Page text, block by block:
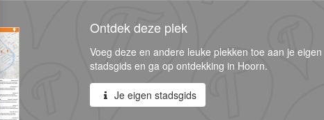
Ontdek deze plek
Voeg deze en andere leuke plekken toe aan je eigen
stadsgids en ga op ontdekking in Hoorn.
Je eigen stadsgids